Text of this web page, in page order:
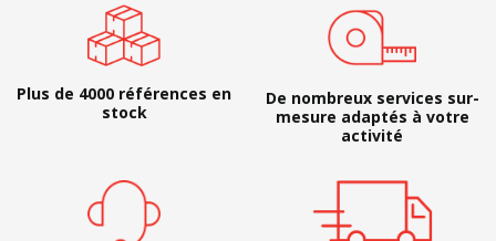
Plus de 4000 références en
stock
De nombreux services sur-
mesure adaptés à votre
activité